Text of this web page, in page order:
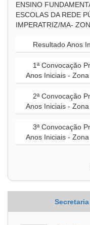
ENSINO
ESCOLAS DA REDE
IMPERATRIZ/MA-
Resultado Anos
1ª Convocação
Anos Iniciais -
2ª Convocação
Anos Iniciais -
3ª Convocação
Anos Iniciais -